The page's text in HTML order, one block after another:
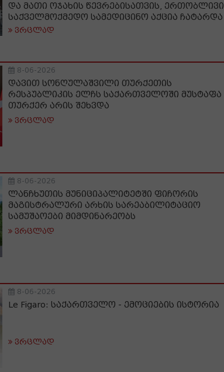
და მათი ოჯახის წევრებისათვის, ერთობლივი
საქველმოქმედო სამედიცინო აქცია ჩატარდა
ვრცლად
8-06-2026
დავით სონღულაშვილი თურქეთის
რესპუბლიკის ელჩს საქართველოში მუსტაფა
თურქერ არის შეხვდა
ვრცლად
8-06-2026
ლანჩხუთის მუნიციპალიტეტში ფიჩორის
მაგისტრალური არხის სარეაბილიტაციო
სამუშაოები მიმდინარეობს
ვრცლად
8-06-2026
Le Figaro: საქართველო - ემოციების ისტორია
ვრცლად